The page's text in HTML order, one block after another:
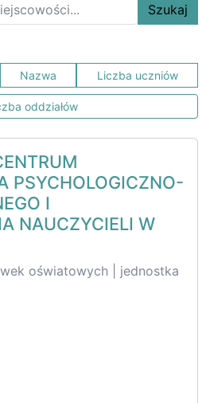
Szukaj
Nazwa Liczba uczniów
oddziałów
PSYCHOLOGICZNO-
I
NAUCZYCIELI W
oświatowych | jednostka